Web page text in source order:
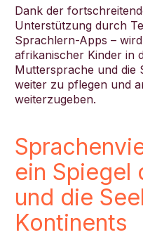
Dank der
Unterstützung durch
Sprachlern-Apps –
afrikanischer Kinder in
Muttersprache und die
weiter zu pflegen und
weiterzugeben.
ein Spiegel
und die
Kontinents